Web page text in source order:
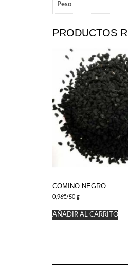
Peso
PRODUCTOS
COMINO NEGRO
0,96€/50 g
AÑADIR AL CARRITO